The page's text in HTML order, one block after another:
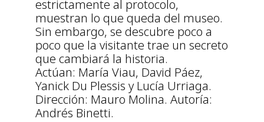
estrictamente al protocolo,
muestran lo que queda del museo.
Sin embargo, se descubre poco a
poco que la visitante trae un secreto
que cambiará la historia.
Actúan: María Viau, David Páez,
Yanick Du Plessis y Lucía Urriaga.
Dirección: Mauro Molina. Autoría:
Andrés Binetti.